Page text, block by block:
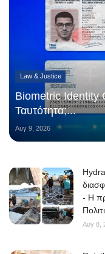
Law & Justice
Biometric Identity
Ταυτότητα;...
Αυγ 9, 2026
- Η
Αυγ 8,